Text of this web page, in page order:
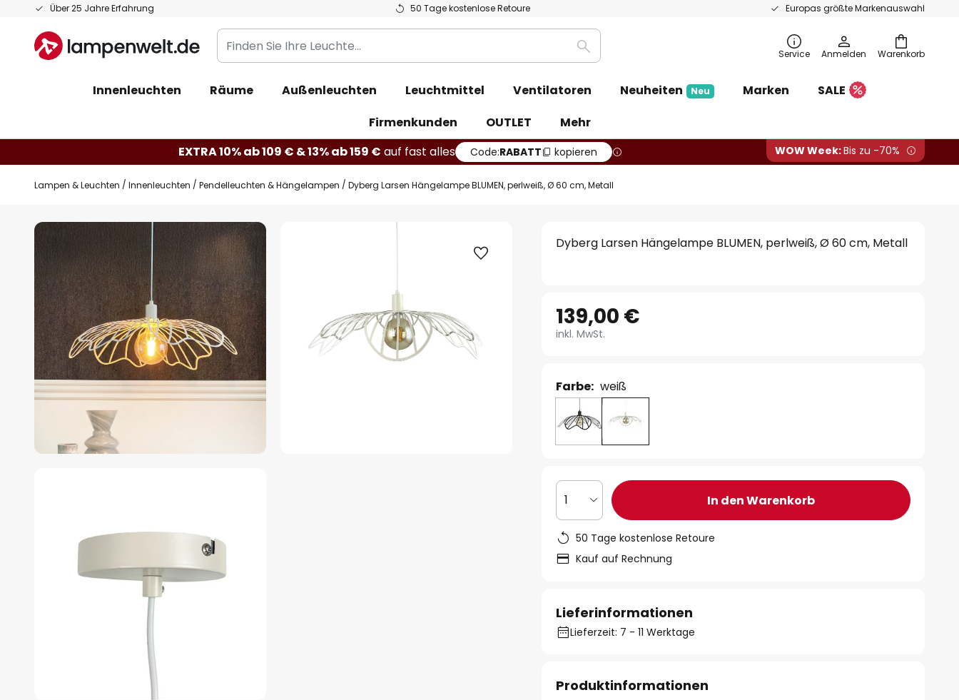
Über 25 Jahre Erfahrung 50 Tage kostenlose Retoure Europas größte Markenauswahl
Zum
springen
Warenkorb
Finden
Sie
Leuchte...
Suche Service Anmelden
Innenleuchten Räume Außenleuchten Leuchtmittel Ventilatoren Neuheiten Neu Marken
SALE
Firmenkunden
OUTLET
Mehr
EXTRA 10% ab 109 € & 13% ab 159 € auf fast alles Code:RABATT kopieren WOW Week:Bis zu -70%
Lampen & Leuchten Innenleuchten Pendelleuchten & Hängelampen Dyberg Larsen Hängelampe BLUMEN, perlweiß, Ø 60 cm, Metall
Zum
der
Bildgalerie
springen
Dyberg Larsen Hängelampe BLUMEN, perlweiß, Ø 60 cm, Metall
139,00 €
inkl. MwSt.
Farbe: weiß
1 In den Warenkorb
50 Tage kostenlose Retoure
Kauf auf Rechnung
Lieferinformationen
Lieferzeit: 7 - 11 Werktage
Produktinformationen